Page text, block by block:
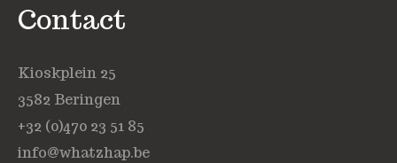
Contact
Kioskplein 25
3582 Beringen
+32 (0)470 23 51 85
info@whatzhap.be